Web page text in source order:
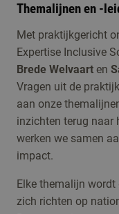
Themalijnen en -
Met praktijkgericht
Expertise Inclusive
Brede Welvaart en
Vragen uit de
aan onze
inzichten terug naar
werken we samen
impact.
Elke themalijn
zich richten op